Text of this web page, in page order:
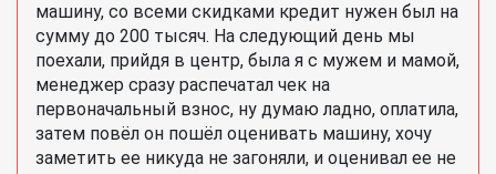
машину, со всеми скидками кредит нужен был на
сумму до 200 тысяч. На следующий день мы
поехали, прийдя в центр, была я с мужем и мамой,
менеджер сразу распечатал чек на
первоначальный взнос, ну думаю ладно, оплатила,
затем повёл он пошёл оценивать машину, хочу
заметить ее никуда не загоняли, и оценивал ее не